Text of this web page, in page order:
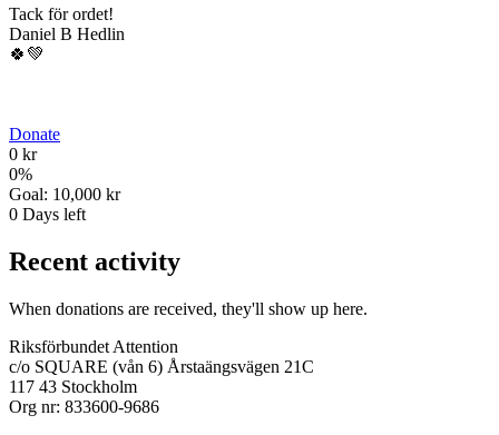
Tack för ordet!
Daniel B Hedlin
🍀💚
Donate
0 kr
0%
Goal: 10,000 kr
0 Days left
Recent activity
When donations are received, they'll show up here.
Riksförbundet Attention
c/o SQUARE (vån 6) Årstaängsvägen 21C
117 43 Stockholm
Org nr: 833600-9686